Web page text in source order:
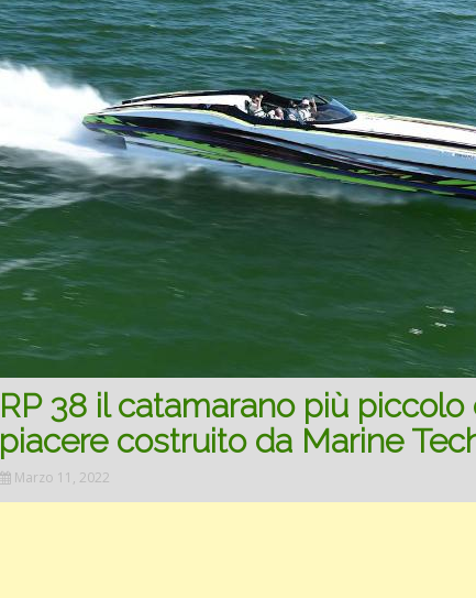
RP 38 il catamarano più piccolo
piacere costruito da Marine
Marzo 11, 2022